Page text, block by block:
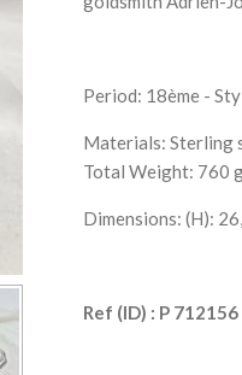
Period: 18ème -
Materials: Sterling
Total Weight: 760
Dimensions: (H):
Ref (ID) : P 712156